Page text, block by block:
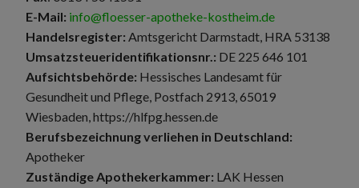
E-Mail: info@floesser-apotheke-kostheim.de
Handelsregister: Amtsgericht Darmstadt, HRA 53138
Umsatzsteueridentifikationsnr.: DE 225 646 101
Aufsichtsbehörde: Hessisches Landesamt für
Gesundheit und Pflege, Postfach 2913, 65019
Wiesbaden, https://hlfpg.hessen.de
Berufsbezeichnung verliehen in Deutschland:
Apotheker
Zuständige Apothekerkammer: LAK Hessen